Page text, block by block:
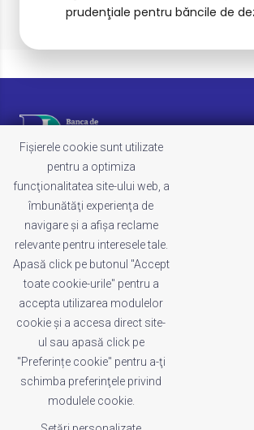
prudenţiale pentru băncile de
LEGAL
Termeni și condiții
Politica de cookies
Politica de confidențialitate
Whistleblowing
Reclamații
INDEX
Acasă
Despre noi
Fișierele cookie sunt utilizate
pentru a optimiza
funcţionalitatea site-ului web, a
îmbunătăţi experienţa de
navigare şi a afişa reclame
relevante pentru interesele tale.
Apasă click pe butonul "Accept
toate cookie-urile" pentru a
accepta utilizarea modulelor
cookie şi a accesa direct site-
ul sau apasă click pe
"Preferințe cookie" pentru a-ţi
schimba preferinţele privind
modulele cookie.